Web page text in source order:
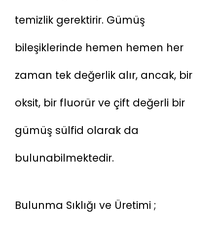
temizlik gerektirir. Gümüş
bileşiklerinde hemen hemen her
zaman tek değerlik alır, ancak, bir
oksit, bir fluorür ve çift değerli bir
gümüş sülfid olarak da
bulunabilmektedir.
Bulunma Sıklığı ve Üretimi ;